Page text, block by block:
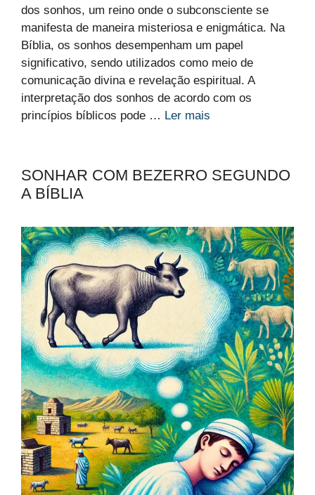
dos sonhos, um reino onde o subconsciente se
manifesta de maneira misteriosa e enigmática. Na
Bíblia, os sonhos desempenham um papel
significativo, sendo utilizados como meio de
comunicação divina e revelação espiritual. A
interpretação dos sonhos de acordo com os
princípios bíblicos pode … Ler mais
SONHAR COM BEZERRO SEGUNDO
A BÍBLIA